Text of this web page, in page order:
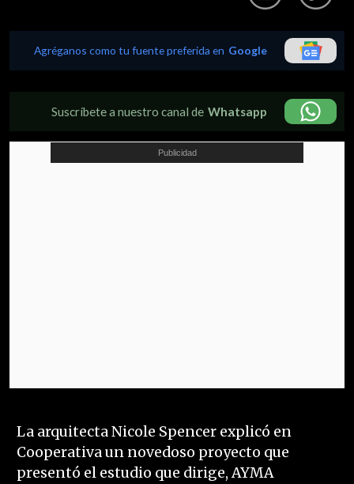
Agréganos como tu fuente preferida en Google
Suscríbete a nuestro canal de Whatsapp
La arquitecta Nicole Spencer explicó en
Cooperativa un novedoso proyecto que
presentó el estudio que dirige, AYMA